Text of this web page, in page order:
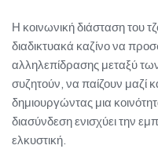
Η κοινωνική διάσταση του
διαδικτυακά καζίνο να
αλληλεπίδρασης μεταξύ
συζητούν, να παίζουν μαζί
δημιουργώντας μια
διασύνδεση ενισχύει την
ελκυστική.